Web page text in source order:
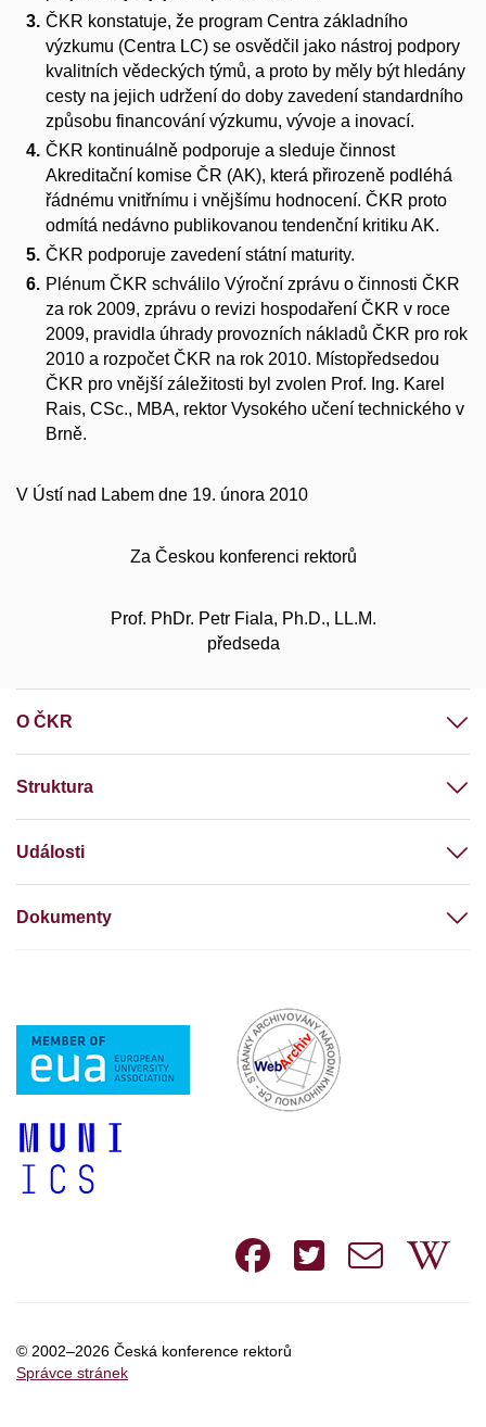
ČKR konstatuje, že program Centra základního
výzkumu (Centra LC) se osvědčil jako nástroj podpory
kvalitních vědeckých týmů, a proto by měly být hledány
cesty na jejich udržení do doby zavedení standardního
způsobu financování výzkumu, vývoje a inovací.
ČKR kontinuálně podporuje a sleduje činnost
Akreditační komise ČR (AK), která přirozeně podléhá
řádnému vnitřnímu i vnějšímu hodnocení. ČKR proto
odmítá nedávno publikovanou tendenční kritiku AK.
ČKR podporuje zavedení státní maturity.
Plénum ČKR schválilo Výroční zprávu o činnosti ČKR
za rok 2009, zprávu o revizi hospodaření ČKR v roce
2009, pravidla úhrady provozních nákladů ČKR pro rok
2010 a rozpočet ČKR na rok 2010. Místopředsedou
ČKR pro vnější záležitosti byl zvolen Prof. Ing. Karel
Rais, CSc., MBA, rektor Vysokého učení technického v
Brně.
V Ústí nad Labem dne 19. února 2010
Za Českou konferenci rektorů
Prof. PhDr. Petr Fiala, Ph.D., LL.M.
předseda
O ČKR
Struktura
Události
Dokumenty
Facebook
e-
© 2002–2026 Česká konference rektorů
Správce stránek